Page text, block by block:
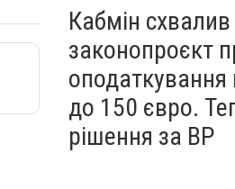
Кабмін схвалив
законопроєкт
оподаткування
до 150 євро.
рішення за ВР